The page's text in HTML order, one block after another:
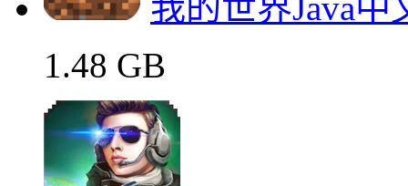
1.48 GB